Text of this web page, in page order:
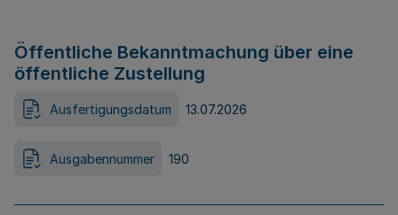
Öffentliche Bekanntmachung über eine
öffentliche Zustellung
Ausfertigungsdatum 13.07.2026
Ausgabennummer 190